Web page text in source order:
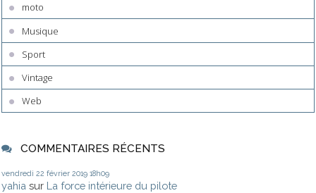
moto
Musique
Sport
Vintage
Web
COMMENTAIRES RÉCENTS
vendredi 22 février 2019 18h09
yahia sur La force intérieure du pilote